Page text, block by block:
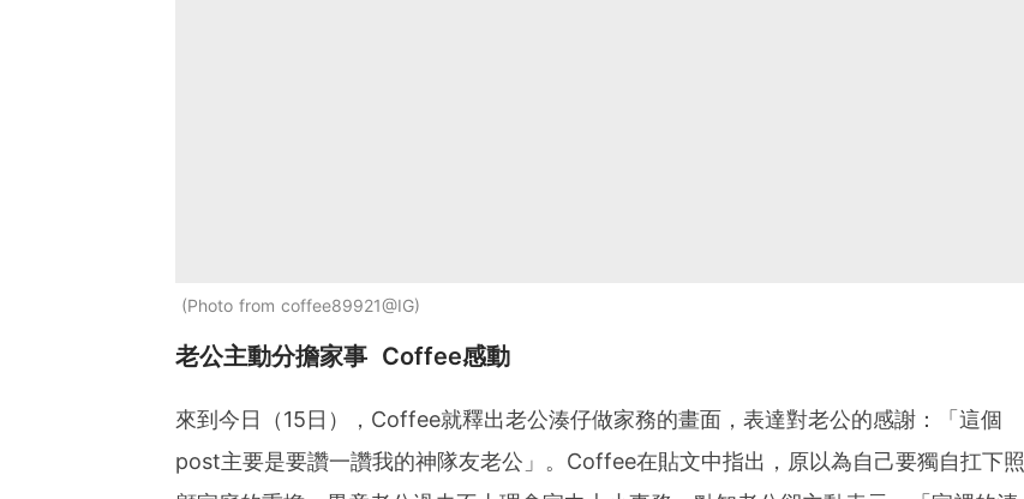
Photo from coffee89921@IG
老公主動分擔家事 Coffee感動
來到今日（15日），Coffee就釋出老公湊仔做家務的畫面，表達對老公的感謝：「這個
post主要是要讚一讚我的神隊友老公」。Coffee在貼文中指出，原以為自己要獨自扛下照